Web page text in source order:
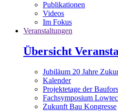
Publikationen
Videos
Im Fokus
Veranstaltungen
Übersicht
Jubiläum 20 Jahre
Kalender
Projektetage der
Fachsymposium
Zukunft Bau Kongresse